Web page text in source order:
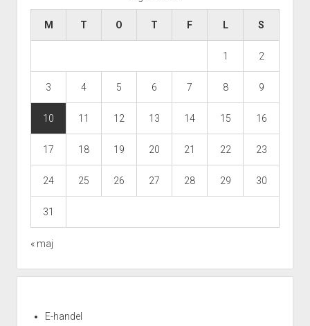
M T O T F L S
1 2
3 4 5 6 7 8 9
10 11 12 13 14 15 16
17 18 19 20 21 22 23
24 25 26 27 28 29 30
31
« maj
E-handel